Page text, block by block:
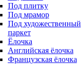
Под плитку
Под мрамор
Под художественный
паркет
Ёлочка
Английская ёлочка
Французская ёлочка